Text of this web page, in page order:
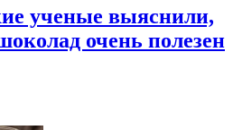
ученые выяснили,
очень полезен